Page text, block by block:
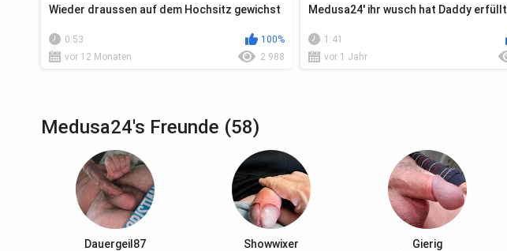
Wieder draussen auf dem Hochsitz gewichst
0:53
100%
vor 12 Monaten
2 988
Medusa24' ihr wusch hat Daddy erfüllt
1:41
vor 1 Jahr
Medusa24's Freunde (58)
Dauergeil87 Showwixer Gierig